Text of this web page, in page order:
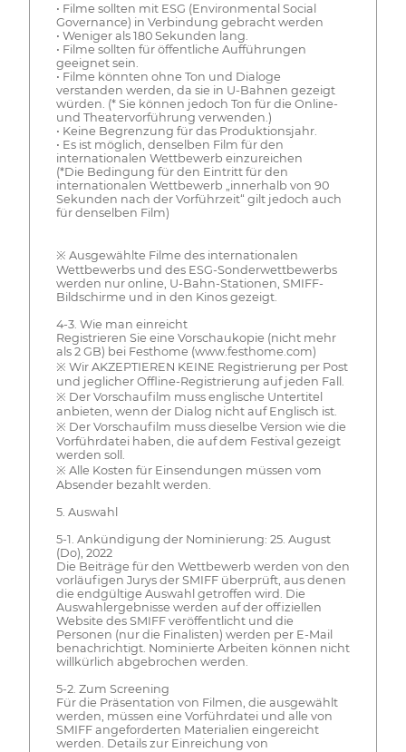
• Filme sollten mit ESG (Environmental Social
Governance) in Verbindung gebracht werden
• Weniger als 180 Sekunden lang.
• Filme sollten für öffentliche Aufführungen
geeignet sein.
• Filme könnten ohne Ton und Dialoge
verstanden werden, da sie in U-Bahnen gezeigt
würden. (* Sie können jedoch Ton für die Online-
und Theatervorführung verwenden.)
• Keine Begrenzung für das Produktionsjahr.
• Es ist möglich, denselben Film für den
internationalen Wettbewerb einzureichen
(*Die Bedingung für den Eintritt für den
internationalen Wettbewerb „innerhalb von 90
Sekunden nach der Vorführzeit“ gilt jedoch auch
für denselben Film)
※ Ausgewählte Filme des internationalen
Wettbewerbs und des ESG-Sonderwettbewerbs
werden nur online, U-Bahn-Stationen, SMIFF-
Bildschirme und in den Kinos gezeigt.
4-3. Wie man einreicht
Registrieren Sie eine Vorschaukopie (nicht mehr
als 2 GB) bei Festhome (www.festhome.com)
※ Wir AKZEPTIEREN KEINE Registrierung per Post
und jeglicher Offline-Registrierung auf jeden Fall.
※ Der Vorschaufilm muss englische Untertitel
anbieten, wenn der Dialog nicht auf Englisch ist.
※ Der Vorschaufilm muss dieselbe Version wie die
Vorführdatei haben, die auf dem Festival gezeigt
werden soll.
※ Alle Kosten für Einsendungen müssen vom
Absender bezahlt werden.
5. Auswahl
5-1. Ankündigung der Nominierung: 25. August
(Do), 2022
Die Beiträge für den Wettbewerb werden von den
vorläufigen Jurys der SMIFF überprüft, aus denen
die endgültige Auswahl getroffen wird. Die
Auswahlergebnisse werden auf der offiziellen
Website des SMIFF veröffentlicht und die
Personen (nur die Finalisten) werden per E-Mail
benachrichtigt. Nominierte Arbeiten können nicht
willkürlich abgebrochen werden.
5-2. Zum Screening
Für die Präsentation von Filmen, die ausgewählt
werden, müssen eine Vorführdatei und alle von
SMIFF angeforderten Materialien eingereicht
werden. Details zur Einreichung von